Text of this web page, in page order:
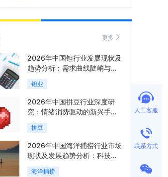
更多
2026年中国钽行业发展现状及
趋势分析：需求曲线陡峭与供
给曲线平缓的博弈加剧「图」
钽业
2026年中国拼豆行业深度研
究：情绪消费驱动的新兴手工
赛道「图」
拼豆
2026年中国海洋捕捞行业市场
现状及发展趋势分析：科技赋
能与智能化转型加速「图」
海洋捕捞
人工客服
联系方式